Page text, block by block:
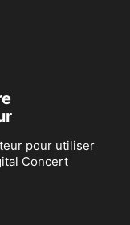
pour utiliser
Concert